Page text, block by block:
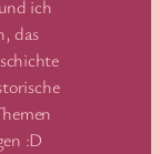
ich
das
:D